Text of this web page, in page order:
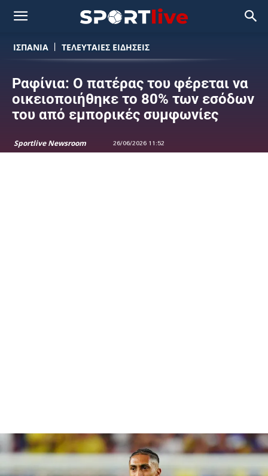
ΙΣΠΑΝΙΑ ΤΕΛΕΥΤΑΙΕΣ ΕΙΔΗΣΕΙΣ
Ραφίνια: Ο πατέρας του φέρεται να
οικειοποιήθηκε το 80% των εσόδων
του από εμπορικές συμφωνίες
Sportlive Newsroom 26/06/2026 11:52